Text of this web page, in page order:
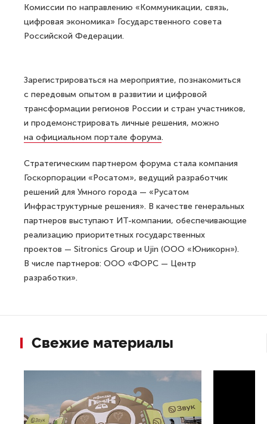
Комиссии по направлению «Коммуникации, связь,
цифровая экономика» Государственного совета
Российской Федерации.
Зарегистрироваться на мероприятие, познакомиться
с передовым опытом в развитии и цифровой
трансформации регионов России и стран участников,
и продемонстрировать личные решения, можно
на официальном портале форума.
Стратегическим партнером форума стала компания
Госкорпорации «Росатом», ведущий разработчик
решений для Умного города — «Русатом
Инфраструктурные решения». В качестве генеральных
партнеров выступают ИТ-компании, обеспечивающие
реализацию приоритетных государственных
проектов — Sitronics Group и Ujin (ООО «Юникорн»).
В числе партнеров: ООО «ФОРС — Центр
разработки».
Свежие материалы